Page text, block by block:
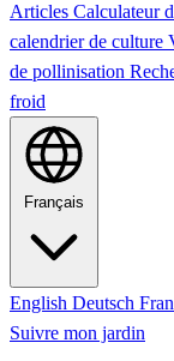
Articles Calculateur
calendrier de culture
de pollinisation
froid
Français
English Deutsch
Suivre mon jardin